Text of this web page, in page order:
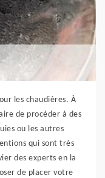
les chaudières. À
de procéder à des
ou les autres
qui sont très
des experts en la
de placer votre